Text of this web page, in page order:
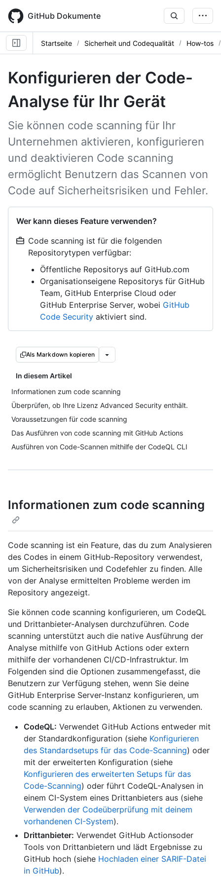
main
content
GitHub Dokumente
Startseite Sicherheit und Codequalität How-tos
Konfigurieren der Code-
Analyse für Ihr Gerät
Sie können code scanning für Ihr
Unternehmen aktivieren, konfigurieren
und deaktivieren Code scanning
ermöglicht Benutzern das Scannen von
Code auf Sicherheitsrisiken und Fehler.
Wer kann dieses Feature verwenden?
Code scanning ist für die folgenden
Repositorytypen verfügbar:
Öffentliche Repositorys auf GitHub.com
Organisationseigene Repositorys für GitHub
Team, GitHub Enterprise Cloud oder
GitHub Enterprise Server, wobei GitHub
Code Security aktiviert sind.
Als Markdown kopieren
In diesem Artikel
Informationen zum code scanning
Überprüfen, ob Ihre Lizenz Advanced Security enthält.
Voraussetzungen für code scanning
Das Ausführen von code scanning mit GitHub Actions
Ausführen von Code-Scannen mithilfe der CodeQL CLI
Informationen zum code scanning
Code scanning ist ein Feature, das du zum Analysieren
des Codes in einem GitHub-Repository verwendest,
um Sicherheitsrisiken und Codefehler zu finden. Alle
von der Analyse ermittelten Probleme werden im
Repository angezeigt.
Sie können code scanning konfigurieren, um CodeQL
und Drittanbieter-Analysen durchzuführen. Code
scanning unterstützt auch die native Ausführung der
Analyse mithilfe von GitHub Actions oder extern
mithilfe der vorhandenen CI/CD-Infrastruktur. Im
Folgenden sind die Optionen zusammengefasst, die
Benutzern zur Verfügung stehen, wenn Sie deine
GitHub Enterprise Server-Instanz konfigurieren, um
code scanning zu erlauben, Aktionen zu verwenden.
CodeQL: Verwendet GitHub Actions entweder mit
der Standardkonfiguration (siehe Konfigurieren
des Standardsetups für das Code-Scanning) oder
mit der erweiterten Konfiguration (siehe
Konfigurieren des erweiterten Setups für das
Code-Scanning) oder führt CodeQL-Analysen in
einem CI-System eines Drittanbieters aus (siehe
Verwenden der Codeüberprüfung mit deinem
vorhandenen CI-System).
Drittanbieter: Verwendet GitHub Actionsoder
Tools von Drittanbietern und lädt Ergebnisse zu
GitHub hoch (siehe Hochladen einer SARIF-Datei
in GitHub).